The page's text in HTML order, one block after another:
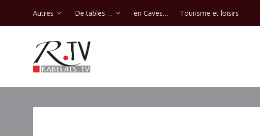
Autres De tables … en Caves… Tourisme et loisirs